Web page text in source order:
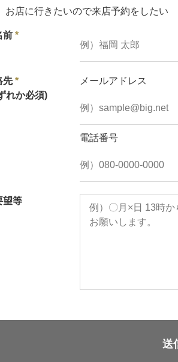
お店に行きたいので来店予約をしたい
前 *
先*
れか必須)
メールアドレス
電話番号
望等
送